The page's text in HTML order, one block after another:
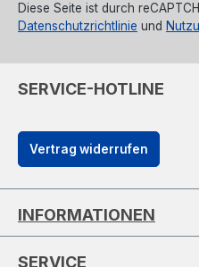
Diese Seite ist durch
Datenschutzrichtlinie und
SERVICE-HOTLINE
Vertrag widerrufen
INFORMATIONEN
SERVICE